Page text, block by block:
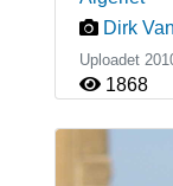
Dirk
Uploadet
1868